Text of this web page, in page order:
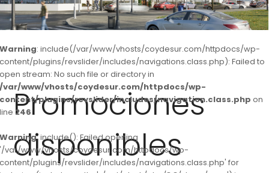
Warning: include(/var/www/vhosts/coydesur.com/httpdocs/wp-
content/plugins/revslider/includes/navigations.class.php): Failed to
open stream: No such file or directory in
/var/www/vhosts/coydesur.com/httpdocs/wp-
content/plugins/revslider/includes/navigation.class.php on
line 246
Warning: include(): Failed opening
'/var/www/vhosts/coydesur.com/httpdocs/wp-
content/plugins/revslider/includes/navigations.class.php' for
Promociones
disponibles